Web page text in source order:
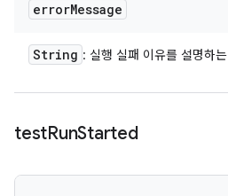
errorMessage
String : 실행 실패 이유를 설명하는
testRunStarted